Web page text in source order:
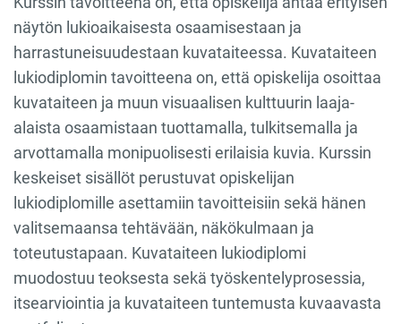
näytön lukioaikaisesta osaamisestaan ja
harrastuneisuudestaan kuvataiteessa. Kuvataiteen
lukiodiplomin tavoitteena on, että opiskelija osoittaa
kuvataiteen ja muun visuaalisen kulttuurin laaja-
alaista osaamistaan tuottamalla, tulkitsemalla ja
arvottamalla monipuolisesti erilaisia kuvia. Kurssin
keskeiset sisällöt perustuvat opiskelijan
lukiodiplomille asettamiin tavoitteisiin sekä hänen
valitsemaansa tehtävään, näkökulmaan ja
toteutustapaan. Kuvataiteen lukiodiplomi
muodostuu teoksesta sekä työskentelyprosessia,
itsearviointia ja kuvataiteen tuntemusta kuvaavasta